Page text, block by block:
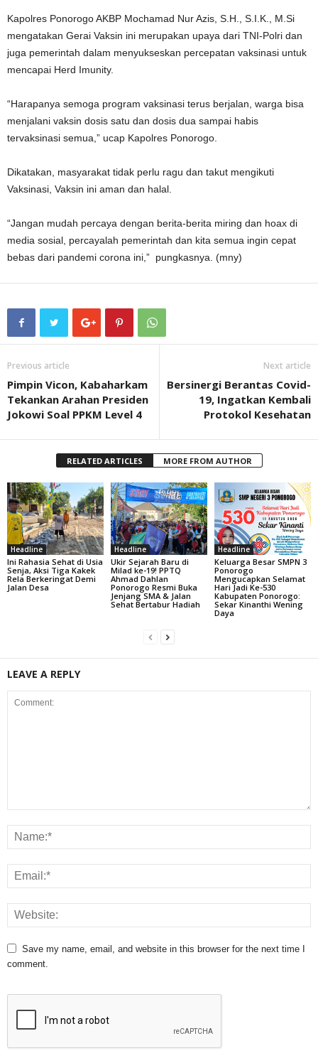
Kapolres Ponorogo AKBP Mochamad Nur Azis, S.H., S.I.K., M.Si
mengatakan Gerai Vaksin ini merupakan upaya dari TNI-Polri dan
juga pemerintah dalam menyukseskan percepatan vaksinasi untuk
mencapai Herd Imunity.
“Harapanya semoga program vaksinasi terus berjalan, warga bisa
menjalani vaksin dosis satu dan dosis dua sampai habis
tervaksinasi semua,” ucap Kapolres Ponorogo.
Dikatakan, masyarakat tidak perlu ragu dan takut mengikuti
Vaksinasi, Vaksin ini aman dan halal.
“Jangan mudah percaya dengan berita-berita miring dan hoax di
media sosial, percayalah pemerintah dan kita semua ingin cepat
bebas dari pandemi corona ini,” pungkasnya. (mny)
Previous article
Pimpin Vicon, Kabaharkam
Tekankan Arahan Presiden
Jokowi Soal PPKM Level 4
Next article
Bersinergi Berantas Covid-
19, Ingatkan Kembali
Protokol Kesehatan
RELATED ARTICLES MORE FROM AUTHOR
Headline
Ini Rahasia Sehat di Usia
Senja, Aksi Tiga Kakek
Rela Berkeringat Demi
Jalan Desa
Headline
Ukir Sejarah Baru di
Milad ke-19! PPTQ
Ahmad Dahlan
Ponorogo Resmi Buka
Jenjang SMA & Jalan
Sehat Bertabur Hadiah
Headline
Keluarga Besar SMPN 3
Ponorogo
Mengucapkan Selamat
Hari Jadi Ke-530
Kabupaten Ponorogo:
Sekar Kinanthi Wening
Daya
LEAVE A REPLY
Save my name, email, and website in this browser for the next time I
comment.